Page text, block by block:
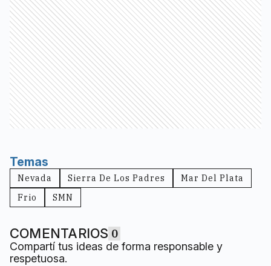
Temas
Nevada Sierra De Los Padres
Mar Del Plata
Frio
SMN
COMENTARIOS 0
Compartí tus ideas de forma responsable y
respetuosa.